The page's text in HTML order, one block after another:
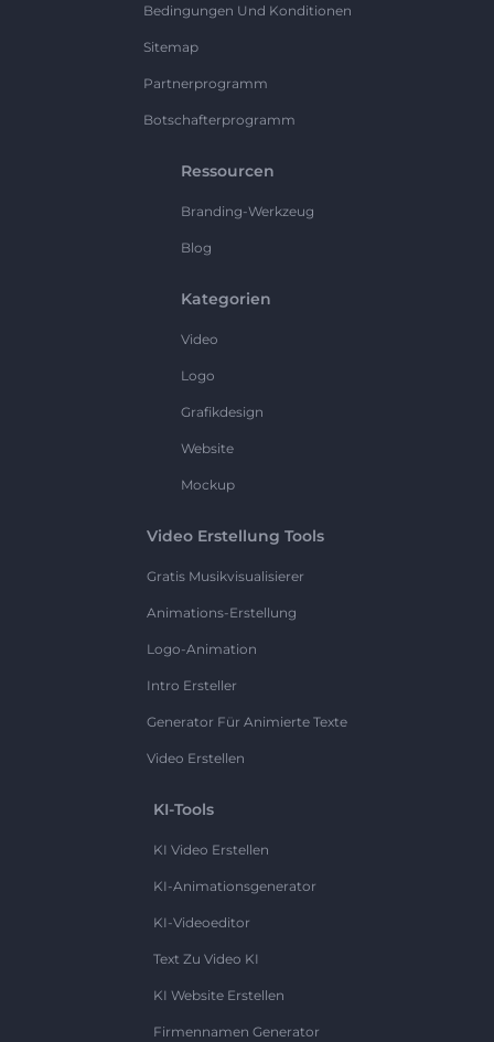
Bedingungen Und Konditionen
Sitemap
Partnerprogramm
Botschafterprogramm
Ressourcen
Branding-Werkzeug
Blog
Kategorien
Video
Logo
Grafikdesign
Website
Mockup
Video Erstellung Tools
Gratis Musikvisualisierer
Animations-Erstellung
Logo-Animation
Intro Ersteller
Generator Für Animierte Texte
Video Erstellen
KI-Tools
KI Video Erstellen
KI-Animationsgenerator
KI-Videoeditor
Text Zu Video KI
KI Website Erstellen
Firmennamen Generator